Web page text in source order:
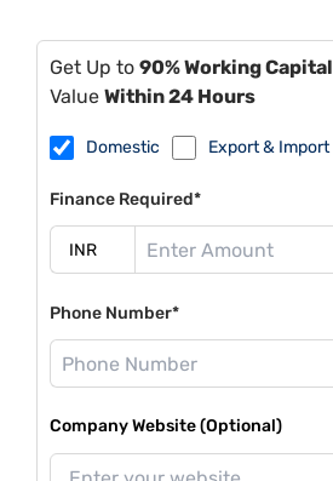
Get Up to 90% Working Capital
Value Within 24 Hours
Domestic Export & Import
Finance Required*
Phone Number*
Company Website (Optional)